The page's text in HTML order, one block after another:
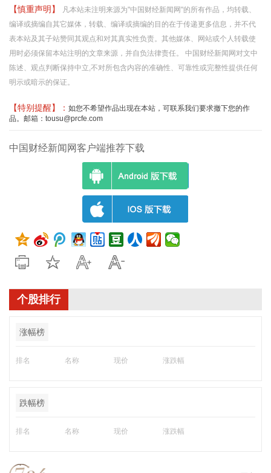
【慎重声明】
凡本站未注明来源为"中国财经新闻网"的所有作品，均转载、
编译或摘编自其它媒体，转载、编译或摘编的目的在于传递更多信息，并不代
表本站及其子站赞同其观点和对其真实性负责。其他媒体、网站或个人转载使
用时必须保留本站注明的文章来源，并自负法律责任。 中国财经新闻网对文中
陈述、观点判断保持中立,不对所包含内容的准确性、可靠性或完整性提供任何
明示或暗示的保证。
【特别提醒】： 如您不希望作品出现在本站，可联系我们要求撤下您的作
品。邮箱：tousu@prcfe.com
中国财经新闻网客户端推荐下载
个股排行
涨幅榜
排名 名称 现价 涨跌幅
跌幅榜
排名 名称 现价 涨跌幅